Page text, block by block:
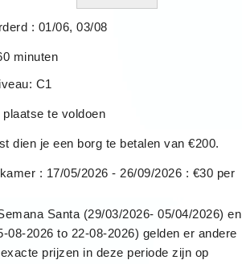
: 01/06, 03/08
minuten
C1
te voldoen
dien je een borg te betalen van €200.
: 17/05/2026 - 26/09/2026 : €30 per
Santa (29/03/2026- 05/04/2026) en
08-2026 to 22-08-2026) gelden er andere
prijzen in deze periode zijn op